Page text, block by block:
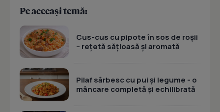
Pe aceeași temă:
Cus-cus cu pipote în sos de roșii
– rețetă sățioasă și aromată
Pilaf sârbesc cu pui și legume - o
mâncare completă și echilibrată